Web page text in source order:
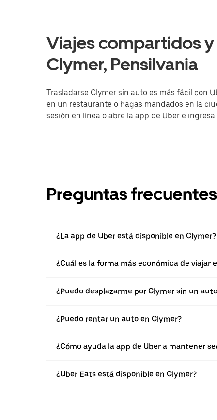
Viajes compartidos
Clymer, Pensilvania
Trasladarse Clymer sin auto es más fácil con
en un restaurante o hagas mandados en la
sesión en línea o abre la app de Uber e
Preguntas frecuentes
¿La app de Uber está disponible en Clymer?
¿Cuál es la forma más económica de viajar
¿Puedo desplazarme por Clymer sin un
¿Puedo rentar un auto en Clymer?
¿Cómo ayuda la app de Uber a mantener
¿Uber Eats está disponible en Clymer?